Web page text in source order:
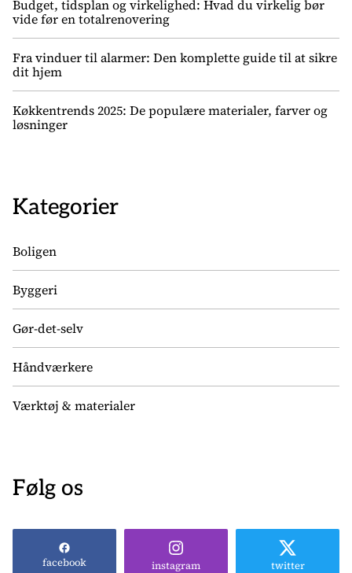
Budget, tidsplan og virkelighed: Hvad du virkelig bør
vide før en totalrenovering
Fra vinduer til alarmer: Den komplette guide til at sikre
dit hjem
Køkkentrends 2025: De populære materialer, farver og
løsninger
Kategorier
Boligen
Byggeri
Gør-det-selv
Håndværkere
Værktøj & materialer
Følg os
facebook instagram twitter